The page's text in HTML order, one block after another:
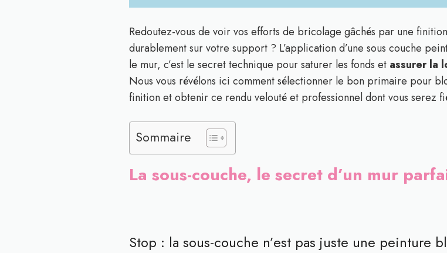
Redoutez-vous de voir vos efforts de bricolage gâchés par une
durablement sur votre support ? L’application d’une sous couche
le mur, c’est le secret technique pour saturer les fonds et assurer la
Nous vous révélons ici comment sélectionner le bon primaire pour
finition et obtenir ce rendu velouté et professionnel dont vous serez
Sommaire
La sous-couche, le secret d’un mur
Stop : la sous-couche n’est pas juste une peinture